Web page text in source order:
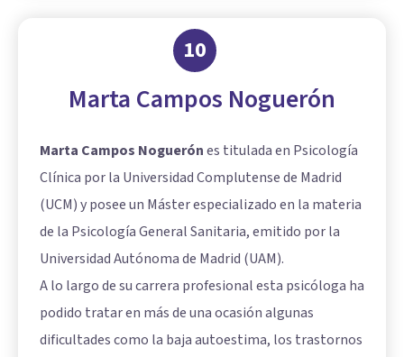
10
Marta Campos Noguerón
Marta Campos Noguerónes titulada en Psicología
Clínica por la Universidad Complutense de Madrid
(UCM) y posee un Máster especializado en la materia
de la Psicología General Sanitaria, emitido por la
Universidad Autónoma de Madrid (UAM).
A lo largo de su carrera profesional esta psicóloga ha
podido tratar en más de una ocasión algunas
dificultades como la baja autoestima, los trastornos